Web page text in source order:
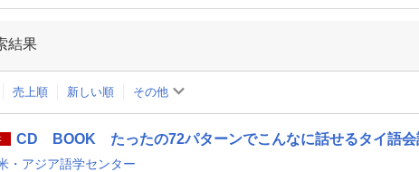
結果
売上順 新しい順 その他
CD BOOK たったの72パターンでこんなに話せるタイ語会
・アジア語学センター